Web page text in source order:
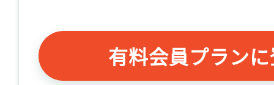
有料会員プラン